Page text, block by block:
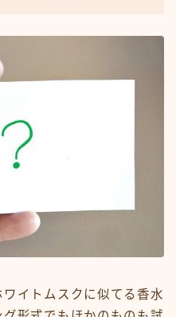
イトムスクに似てる香水